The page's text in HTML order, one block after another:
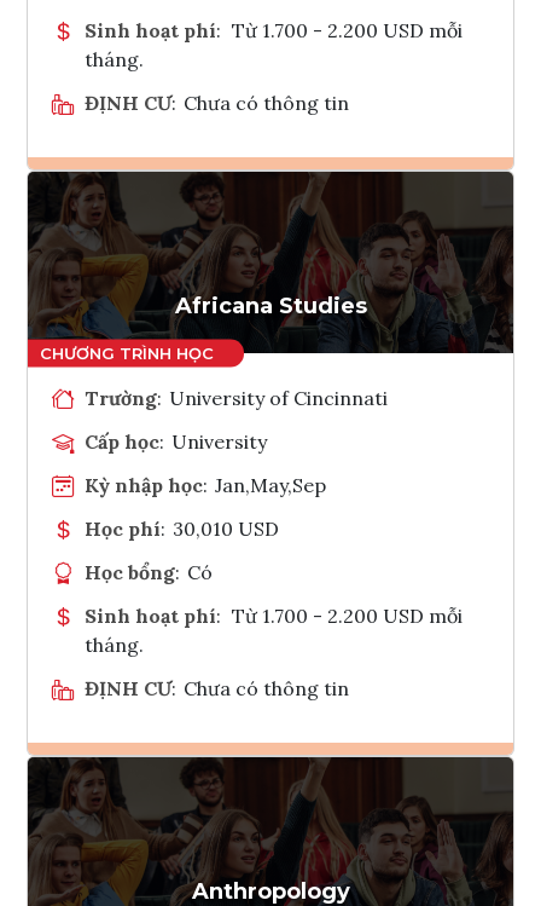
Sinh hoạt phí: Từ 1.700 - 2.200 USD mỗi
tháng.
ĐỊNH CƯ: Chưa có thông tin
Ghi danh
Tham vấn Interlink
Africana Studies
Trường: University of Cincinnati
Cấp học: University
Kỳ nhập học: Jan,May,Sep
Học phí: 30,010 USD
Học bổng: Có
Sinh hoạt phí: Từ 1.700 - 2.200 USD mỗi
tháng.
ĐỊNH CƯ: Chưa có thông tin
Ghi danh
Tham vấn Interlink
Anthropology